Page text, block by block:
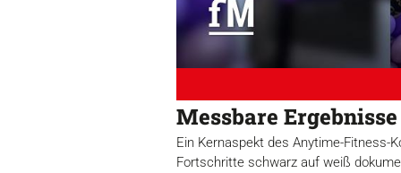
Messbare
Ein Kernaspekt des Anytime-Fitness-
Fortschritte schwarz auf weiß